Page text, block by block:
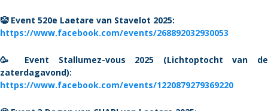
🤡 Event 520e Laetare van Stavelot 2025:
https://www.facebook.com/events/268892032930053
🥳 Event Stallumez-vous 2025 (Lichtoptocht van de
zaterdagavond):
https://www.facebook.com/events/1220879279369220